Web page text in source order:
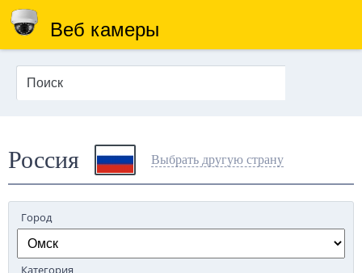
Веб камеры
Россия Выбрать другую страну
Город
Категория